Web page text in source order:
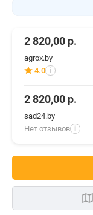
2 820,00 р.
agrox.by
4.0 i
2 820,00 р.
sad24.by
Нет отзывов i